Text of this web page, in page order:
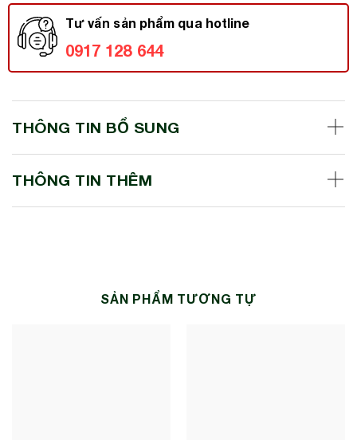
Tư vấn sản phẩm qua hotline
0917 128 644
THÔNG TIN BỔ SUNG
THÔNG TIN THÊM
SẢN PHẨM TƯƠNG TỰ